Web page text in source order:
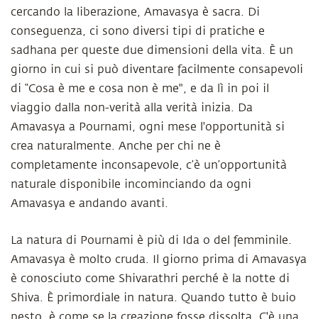
cercando la liberazione, Amavasya è sacra. Di
conseguenza, ci sono diversi tipi di pratiche e
sadhana per queste due dimensioni della vita. È un
giorno in cui si può diventare facilmente consapevoli
di “Cosa è me e cosa non è me", e da lì in poi il
viaggio dalla non-verità alla verità inizia. Da
Amavasya a Pournami, ogni mese l'opportunità si
crea naturalmente. Anche per chi ne è
completamente inconsapevole, c’è un’opportunità
naturale disponibile incominciando da ogni
Amavasya e andando avanti.
La natura di Pournami è più di Ida o del femminile.
Amavasya è molto cruda. Il giorno prima di Amavasya
è conosciuto come Shivarathri perché è la notte di
Shiva. È primordiale in natura. Quando tutto è buio